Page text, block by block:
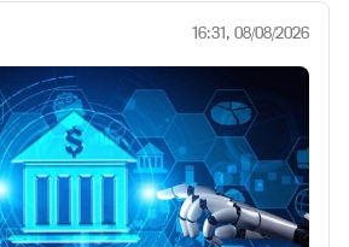
16:31, 08/08/2026